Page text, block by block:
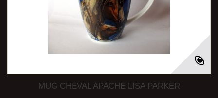
MUG CHEVAL APACHE LISA PARKER